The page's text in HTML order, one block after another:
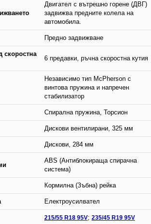
Двигател с вътрешно горене (ДВГ)
задвижва предните колела на
автомобила.
Предно задвижване
скоростна
6 предавки, ръчна скоростна кутия
Независимо тип McPherson с
винтова пружина и напречен
стабилизатор
Спирална пружина, Торсион
Дискови вентилирани, 325 мм
Дискови, 284 мм
ABS (Антиблокираща спирачна
система)
Кормилна (Зъбна) рейка
Електроусилвател
215/55 R18 95V; 235/45 R19 95V